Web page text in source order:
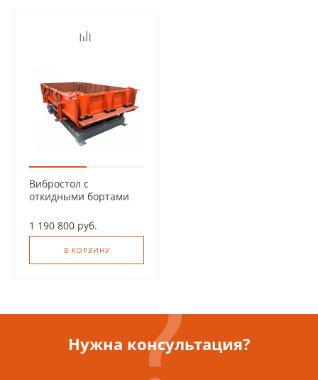
Вибростол с
откидными бортами
1 190 800 руб.
В КОРЗИНУ
Нужна консультация?